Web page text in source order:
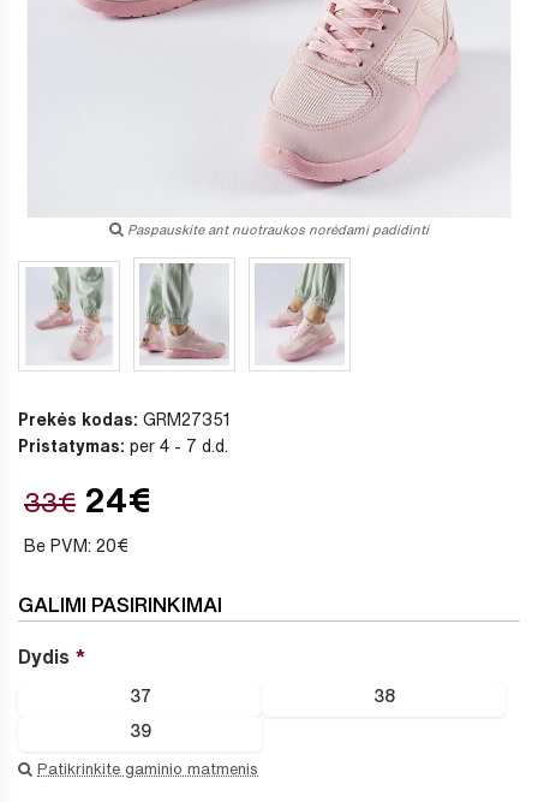
Paspauskite ant nuotraukos norėdami padidinti
Prekės kodas: GRM27351
Pristatymas: per 4 - 7 d.d.
33€ 24€
Be PVM: 20€
GALIMI PASIRINKIMAI
Dydis
37 38
39
Patikrinkite gaminio matmenis